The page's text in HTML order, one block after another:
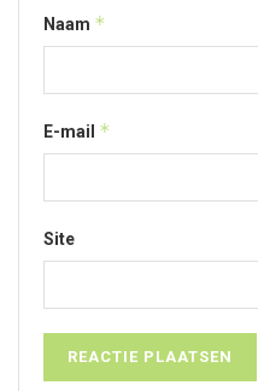
Naam *
E-mail *
Site